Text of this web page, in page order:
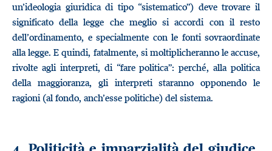
un’ideologia giuridica di tipo “sistematico”) deve trovare il
significato della legge che meglio si accordi con il resto
dell’ordinamento, e specialmente con le fonti sovraordinate
alla legge. E quindi, fatalmente, si moltiplicheranno le accuse,
rivolte agli interpreti, di “fare politica”: perché, alla politica
della maggioranza, gli interpreti staranno opponendo le
ragioni (al fondo, anch’esse politiche) del sistema.